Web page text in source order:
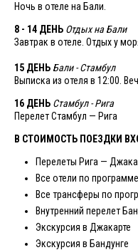
Ночь в отеле на Бали.
8 - 14 ДЕНЬ Отдых на Бали
Завтрак в отеле. Отдых у
15 ДЕНЬ Бали - Стамбул
Выписка из отеля в 12:00.
16 ДЕНЬ Стамбул - Рига
Перелет Стамбул — Рига
В СТОИМОСТЬ ПОЕЗДКИ
Перелеты Рига —
Все отели по программе
Все трансферы по
Внутренний перелет
Экскурсия в Джакарте
Экскурсия в Бандунге